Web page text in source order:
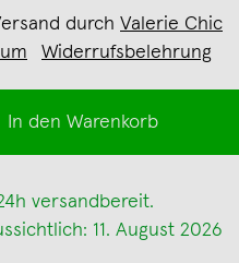
durch Valerie Chic
Widerrufsbelehrung
In den Warenkorb
versandbereit.
11. August 2026